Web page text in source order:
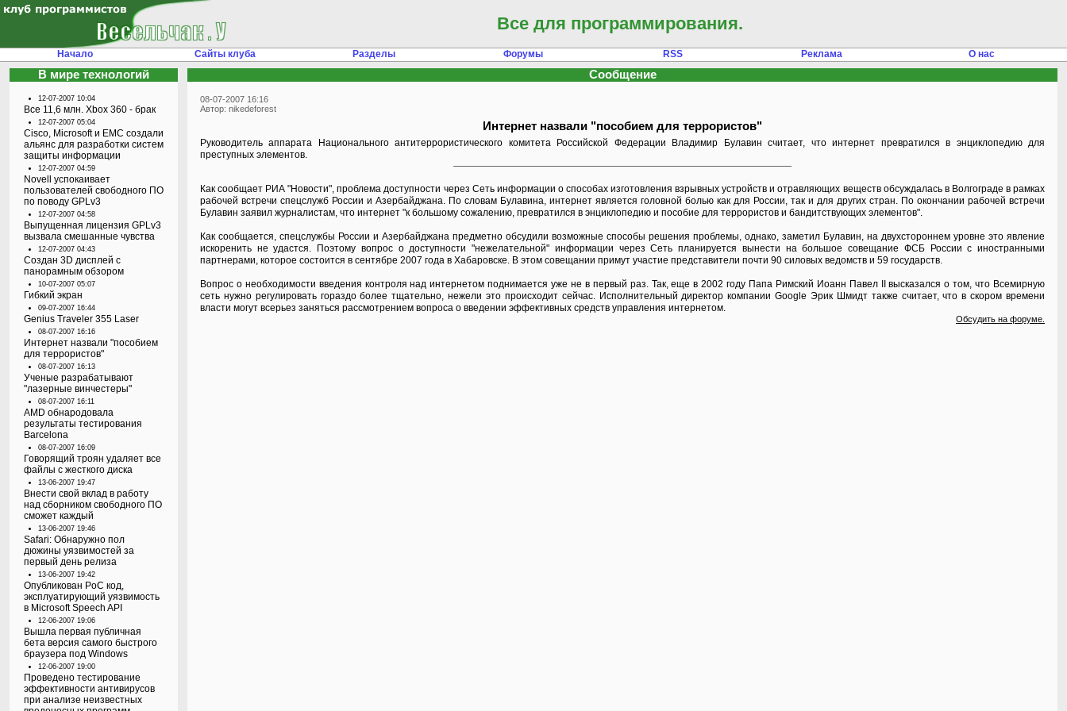
Все для программирования.
Начало Сайты клуба Разделы Форумы RSS Реклама О нас
В мире технологий
12-07-2007 10:04
Все 11,6 млн. Xbox 360 - брак
12-07-2007 05:04
Cisco, Microsoft и EMC создали
альянс для разработки систем
защиты информации
12-07-2007 04:59
Novell успокаивает
пользователей свободного ПО
по поводу GPLv3
12-07-2007 04:58
Выпущенная лицензия GPLv3
вызвала смешанные чувства
12-07-2007 04:43
Создан 3D дисплей с
панорамным обзором
10-07-2007 05:07
Гибкий экран
09-07-2007 16:44
Genius Traveler 355 Laser
08-07-2007 16:16
Интернет назвали "пособием
для террористов"
08-07-2007 16:13
Ученые разрабатывают
"лазерные винчестеры"
08-07-2007 16:11
AMD обнародовала
результаты тестирования
Barcelona
08-07-2007 16:09
Говорящий троян удаляет все
файлы с жесткого диска
13-06-2007 19:47
Внести свой вклад в работу
над сборником свободного ПО
сможет каждый
13-06-2007 19:46
Safari: Обнаружно пол
дюжины уязвимостей за
первый день релиза
13-06-2007 19:42
Опубликован PoC код,
эксплуатирующий уязвимость
в Microsoft Speech API
12-06-2007 19:06
Вышла первая публичная
бета версия самого быстрого
браузера под Windows
12-06-2007 19:00
Проведено тестирование
эффективности антивирусов
при анализе неизвестных
Сообщение
08-07-2007 16:16
Автор: nikedeforest
Интернет назвали "пособием для террористов"
Руководитель аппарата Национального антитеррористического комитета Российской Федерации Владимир Булавин считает, что интернет превратился в энциклопедию для
преступных элементов.
Как сообщает РИА "Новости", проблема доступности через Сеть информации о способах изготовления взрывных устройств и отравляющих веществ обсуждалась в Волгограде в рамках
рабочей встречи спецслужб России и Азербайджана. По словам Булавина, интернет является головной болью как для России, так и для других стран. По окончании рабочей встречи
Булавин заявил журналистам, что интернет "к большому сожалению, превратился в энциклопедию и пособие для террористов и бандитствующих элементов".
Как сообщается, спецслужбы России и Азербайджана предметно обсудили возможные способы решения проблемы, однако, заметил Булавин, на двухстороннем уровне это явление
искоренить не удастся. Поэтому вопрос о доступности "нежелательной" информации через Сеть планируется вынести на большое совещание ФСБ России с иностранными
партнерами, которое состоится в сентябре 2007 года в Хабаровске. В этом совещании примут участие представители почти 90 силовых ведомств и 59 государств.
Вопрос о необходимости введения контроля над интернетом поднимается уже не в первый раз. Так, еще в 2002 году Папа Римский Иоанн Павел II высказался о том, что Всемирную
сеть нужно регулировать гораздо более тщательно, нежели это происходит сейчас. Исполнительный директор компании Google Эрик Шмидт также считает, что в скором времени
власти могут всерьез заняться рассмотрением вопроса о введении эффективных средств управления интернетом.
Обсудить на форуме.